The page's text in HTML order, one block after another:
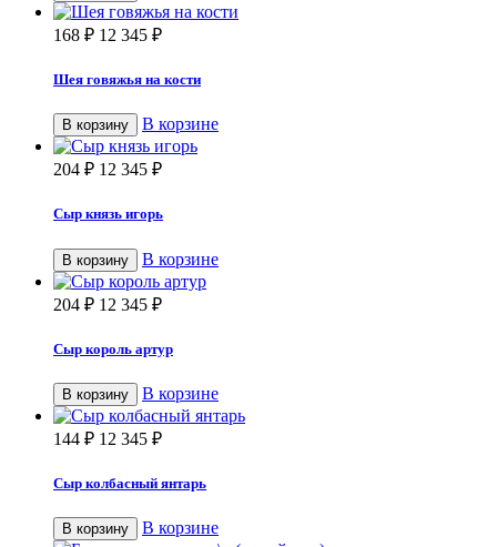
168 ₽ 12 345 ₽
Шея говяжья на кости
В корзину В корзине
204 ₽ 12 345 ₽
Сыр князь игорь
В корзину В корзине
204 ₽ 12 345 ₽
Сыр король артур
В корзину В корзине
144 ₽ 12 345 ₽
Сыр колбасный янтарь
В корзину В корзине